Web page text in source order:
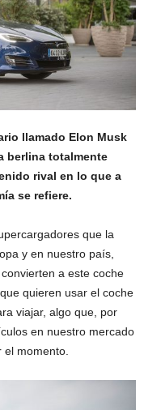
llamado Elon Musk
berlina totalmente
rival en lo que a
se refiere.
que la
y en nuestro país,
a este coche
quieren usar el coche
viajar, algo que, por
en nuestro mercado
momento.